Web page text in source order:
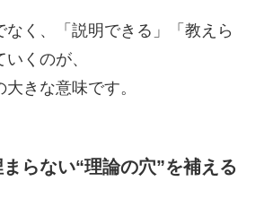
なく、「説明できる」「教えら
くのが、
きな意味です。
らない“理論の穴”を補える